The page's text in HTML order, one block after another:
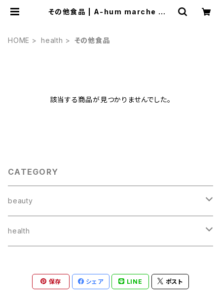
その他食品 | A-hum marche あう
HOME health その他食品
該当する商品が見つかりませんでした。
CATEGORY
beauty
スキンケア
ベビースキンケア
health
ドリンク
保存 シェア LINE ポスト